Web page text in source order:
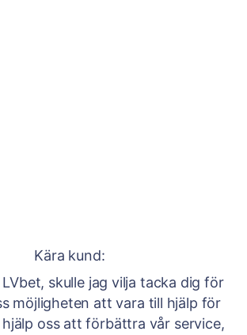
Kära kund:
skulle jag vilja tacka dig för
möjligheten att vara till hjälp för
hjälp oss att förbättra vår service,